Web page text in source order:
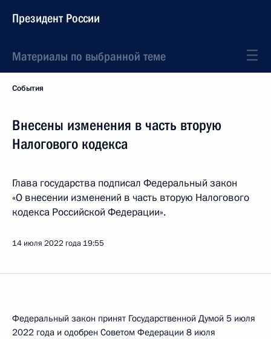
Президент России
Материалы по выбранной теме
События
Внесены изменения в часть вторую
Налогового кодекса
Глава государства подписал Федеральный закон
«О внесении изменений в часть вторую Налогового
кодекса Российской Федерации».
14 июля 2022 года 19:55
Федеральный закон принят Государственной Думой 5 июля
2022 года и одобрен Советом Федерации 8 июля